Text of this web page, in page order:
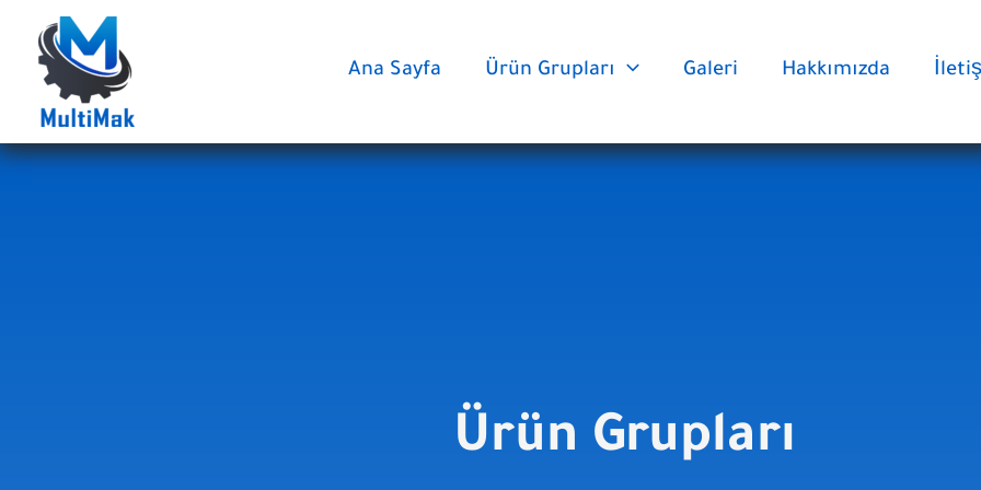
Ana Sayfa Ürün Grupları Galeri Hakkımızda
Ürün Grupları